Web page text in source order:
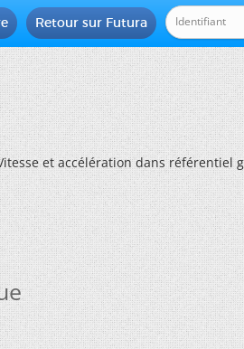
Retour sur Futura
et accélération dans référentiel